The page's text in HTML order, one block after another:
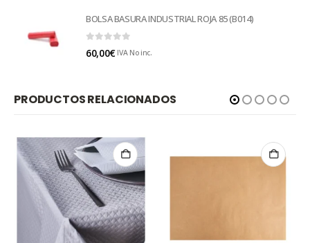
BOLSA BASURA INDUSTRIAL ROJA 85 (B014)
60,00€ IVA No inc.
PRODUCTOS RELACIONADOS